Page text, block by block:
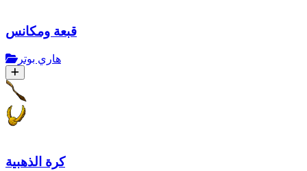
قبعة ومكانس
هاري بوتر
كرة الذهبية